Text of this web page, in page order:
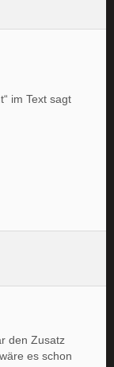
im Text sagt
den Zusatz
es schon